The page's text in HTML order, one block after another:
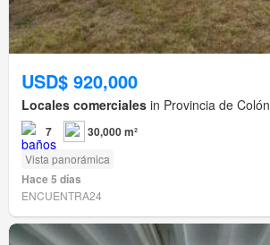
USD$ 920,000
Locales comerciales in Provincia de Colón
7 30,000 m²
Vista panorámica
Hace 5 días
ENCUENTRA24